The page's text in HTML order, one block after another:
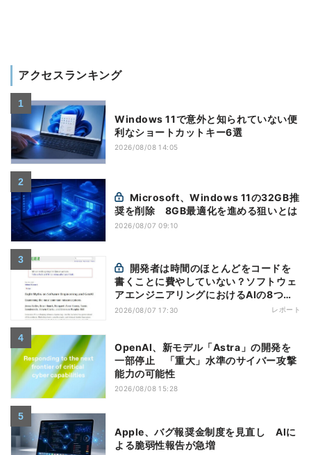
アクセスランキング
Windows 11で意外と知られていない便
利なショートカットキー6選
2026/08/08 14:05
奨を削除 8GB最適化を進める狙いとは
2026/08/07 09:10
書くことに費やしていない？ソフトウェ
アエンジニアリングにおけるAIの8つの
神話への賛否
2026/08/07 17:30 レポート
OpenAI、新モデル「Astra」の開発を
一部停止 「重大」水準のサイバー攻撃
能力の可能性
2026/08/08 15:28
Apple、バグ報奨金制度を見直し AIに
よる脆弱性報告が急増